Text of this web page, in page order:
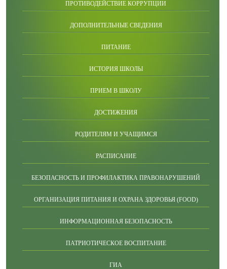
ПРОТИВОДЕЙСТВИЕ КОРРУПЦИИ
ДОПОЛНИТЕЛЬНЫЕ СВЕДЕНИЯ
ПИТАНИЕ
ИСТОРИЯ ШКОЛЫ
ПРИЕМ В ШКОЛУ
ДОСТИЖЕНИЯ
РОДИТЕЛЯМ И УЧАЩИМСЯ
РАСПИСАНИЕ
БЕЗОПАСНОСТЬ И ПРОФИЛАКТИКА ПРАВОНАРУШЕНИЙ
ОРГАНИЗАЦИЯ ПИТАНИЯ И ОХРАНА ЗДОРОВЬЯ (FOOD)
ИНФОРМАЦИОННАЯ БЕЗОПАСНОСТЬ
ПАТРИОТИЧЕСКОЕ ВОСПИТАНИЕ
ГИА